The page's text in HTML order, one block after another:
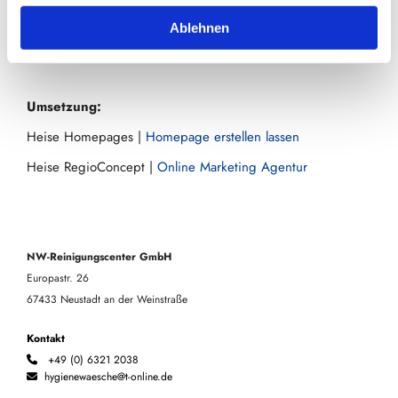
Ablehnen
Urgent icons created byFreepik - Flaticon
Rashad - Flaticon
Umsetzung:
Heise Homepages | Homepage erstellen lassen
Heise RegioConcept | Online Marketing Agentur
NW-Reinigungscenter GmbH
Europastr. 26
67433 Neustadt an der Weinstraße
Kontakt
 +49 (0) 6321 2038
 hygienewaesche@t-online.de